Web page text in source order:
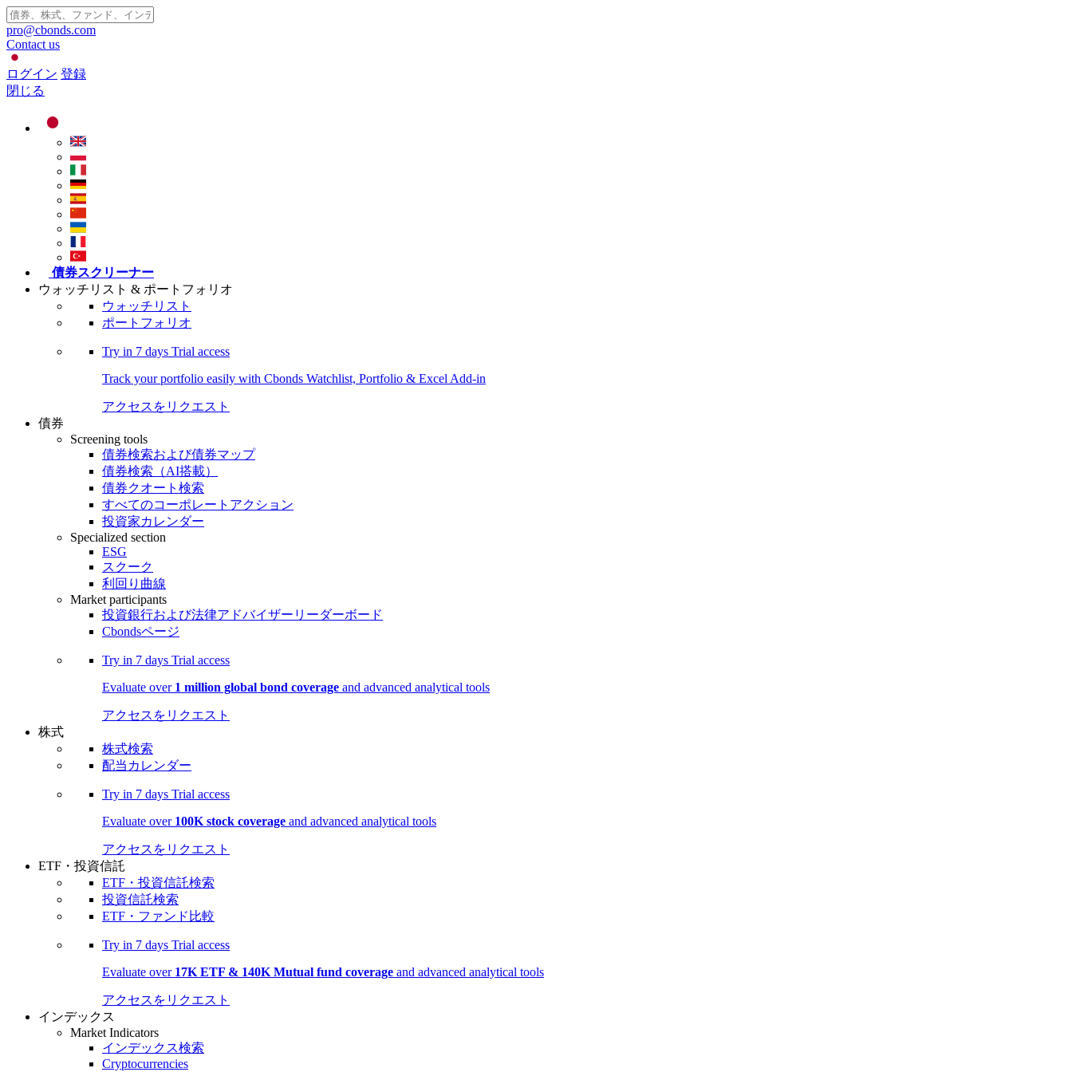
pro@cbonds.com
Contact us
ログイン 登録
閉じる
債券スクリーナー
ウォッチリスト & ポートフォリオ
ウォッチリスト
ポートフォリオ
Try in 7 days Trial access
Track your portfolio easily with Cbonds Watchlist, Portfolio & Excel Add-in
アクセスをリクエスト
債券
Screening tools
債券検索および債券マップ
債券検索（AI搭載）
債券クオート検索
すべてのコーポレートアクション
投資家カレンダー
Specialized section
ESG
スクーク
利回り曲線
Market participants
投資銀行および法律アドバイザーリーダーボード
Cbondsページ
Try in 7 days Trial access
Evaluate over 1 million global bond coverage and advanced analytical tools
アクセスをリクエスト
株式
株式検索
配当カレンダー
Try in 7 days Trial access
Evaluate over 100K stock coverage and advanced analytical tools
アクセスをリクエスト
ETF・投資信託
ETF・投資信託検索
投資信託検索
ETF・ファンド比較
Try in 7 days Trial access
Evaluate over 17K ETF & 140K Mutual fund coverage and advanced analytical tools
アクセスをリクエスト
インデックス
Market Indicators
インデックス検索
Cryptocurrencies